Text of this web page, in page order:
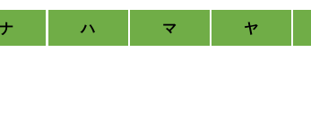
ナ ハ マ ヤ